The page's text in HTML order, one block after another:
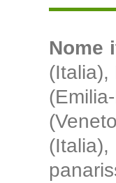
Nome
(Italia),